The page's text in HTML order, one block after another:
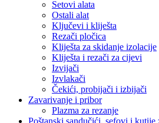
Setovi alata
Ostali alat
Ključevi i kliješta
Rezači pločica
Kliješta za skidanje izolacije
Kliješta i rezači za cijevi
Izvijači
Izvlakači
Čekići, probijači i izbijači
Zavarivanje i pribor
Plazma za rezanje